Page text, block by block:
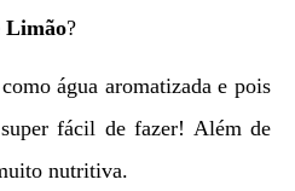
Limão?
água aromatizada e pois
fácil de fazer! Além de
nutritiva.